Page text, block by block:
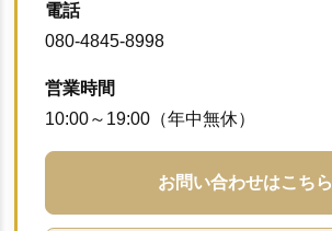
電話
080-4845-8998
営業時間
10:00～19:00（年中無休）
お問い合わせはこちら